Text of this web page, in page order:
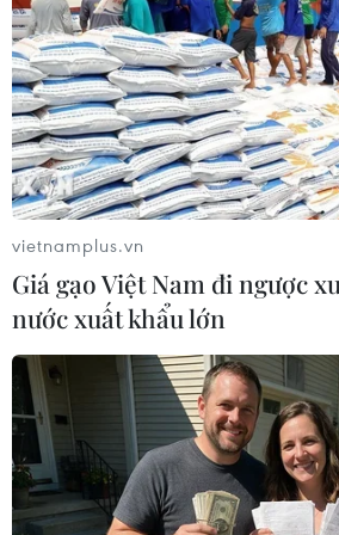
Xem thêm
CƠ QUAN CHỦ QUẢN: THÔNG TẤN XÃ VIỆT NAM
Tổng Biên tập: TRẦN TIẾN DUẨN
Phó Tổng Biên tập: NGUYỄN THỊ
THỦY
Sở hữu trí tuệ
Quy
RSS
Hỗ trợ
Ngôn ngữ
TTXVN
vietnamplus.vn
Giá gạo Việt Nam đi ngược
nước xuất khẩu lớn